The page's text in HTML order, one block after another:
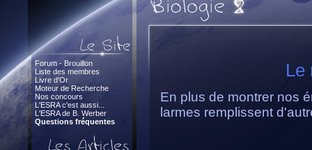
Forum - Brouillon
Liste des membres
Livre d'Or
Moteur de Recherche
Nos concours
L'ESRA c'est aussi...
L'ESRA de B. Werber
Questions fréquentes
Le
En plus de montrer nos
larmes remplissent